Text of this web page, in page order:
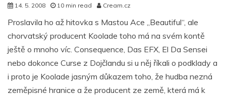
14. 5. 2008 10 min read Cream.cz
Proslavila ho až hitovka s Mastou Ace „Beautiful“, ale
chorvatský producent Koolade toho má na svém kontě
ještě o mnoho víc. Consequence, Das EFX, El Da Sensei
nebo dokonce Curse z Dojčlandu si u něj říkali o podklady a
i proto je Koolade jasným důkazem toho, že hudba nezná
zeměpisné hranice a že producent ze země, která má k